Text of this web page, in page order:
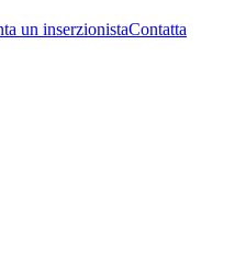
un inserzionistaContatta